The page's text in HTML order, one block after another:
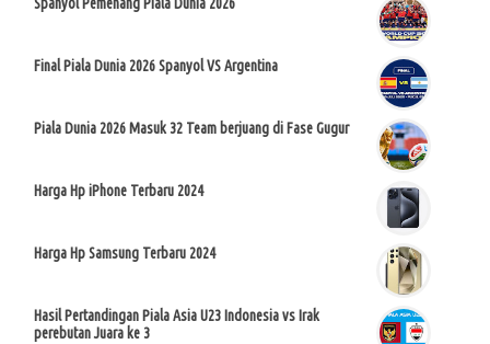
Spanyol Pemenang Piala Dunia 2026
Final Piala Dunia 2026 Spanyol VS Argentina
Piala Dunia 2026 Masuk 32 Team berjuang di Fase Gugur
Harga Hp iPhone Terbaru 2024
Harga Hp Samsung Terbaru 2024
Hasil Pertandingan Piala Asia U23 Indonesia vs Irak
perebutan Juara ke 3